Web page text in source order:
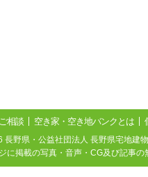
相談 空き家・空き地バンクとは
長野県・公益社団法人 長野県宅地建
に掲載の写真・音声・CG及び記事の